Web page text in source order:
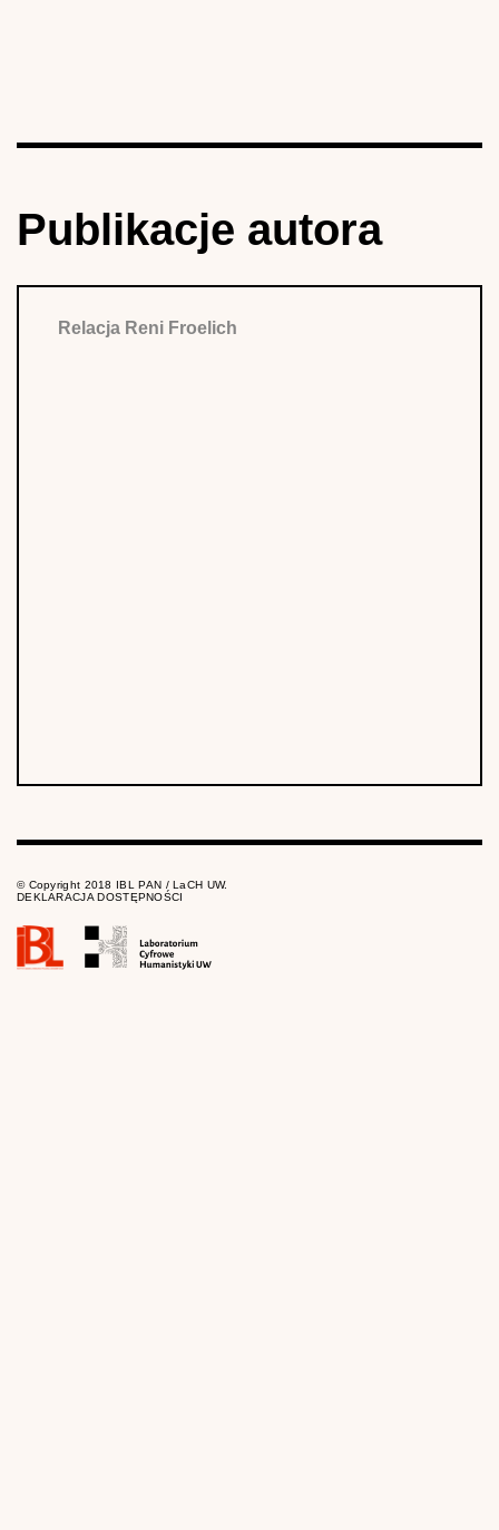
Publikacje autora
Relacja Reni Froelich
© Copyright 2018 IBL PAN / LaCH UW.
DEKLARACJA DOSTĘPNOŚCI